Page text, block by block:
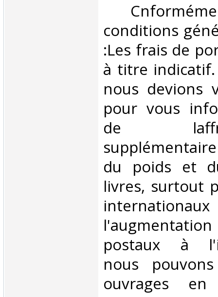
conditions
:Les frais de
à titre
nous devions
pour vous
de
du poids et
livres, surtout
internationaux
postaux à
nous
ouvrages